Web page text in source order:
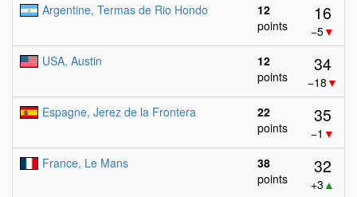
Argentine, Termas de Rio Hondo
12
points
16
−5▼
USA, Austin
12
points
34
−18 ▼
Espagne, Jerez de la Frontera
22
points
35
−1 ▼
France, Le Mans
38
points
32
+3 ▲